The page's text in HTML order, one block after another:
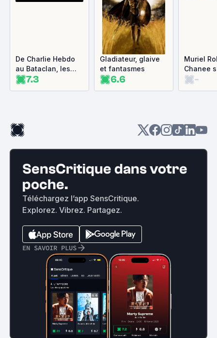
De Charlie Hebdo
au Bataclan, les
derniers secrets
7.3
Gladiateur, glaive
et fantasmes
6.6
Muriel
Chanee
des-
SensCritique dans votre
poche.
Téléchargez l’app SensCritique.
Explorez. Vibrez. Partagez.
EN SAVOIR PLUS